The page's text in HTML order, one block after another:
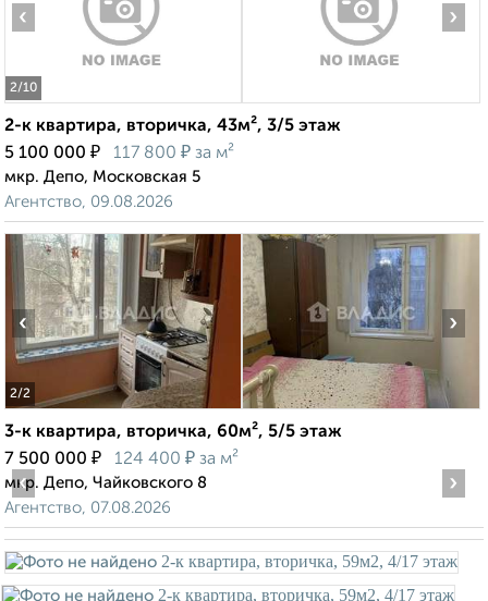
2/10
‹ ›
2-к квартира, вторичка, 43м², 3/5 этаж
5 100 000 ₽ 117 800 ₽ за м²
мкр. Депо, Московская 5
Агентство, 09.08.2026
2/2
‹ ›
3-к квартира, вторичка, 60м², 5/5 этаж
7 500 000 ₽ 124 400 ₽ за м²
мкр. Депо, Чайковского 8
Агентство, 07.08.2026
‹ ›